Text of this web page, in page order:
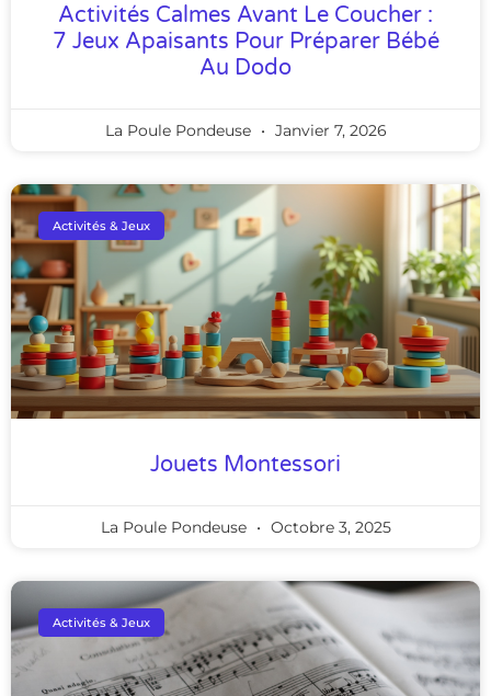
Activités Calmes Avant Le Coucher :
7 Jeux Apaisants Pour Préparer Bébé
Au Dodo
La Poule Pondeuse Janvier 7, 2026
Activités & Jeux
Jouets Montessori
La Poule Pondeuse Octobre 3, 2025
Activités & Jeux